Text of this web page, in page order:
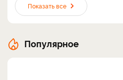
Показать все
Популярное